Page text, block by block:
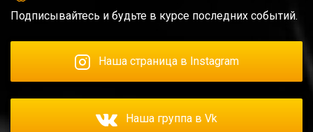
Подписывайтесь и будьте в курсе последних событий.
Наша страница в Instagram
Наша группа в Vk